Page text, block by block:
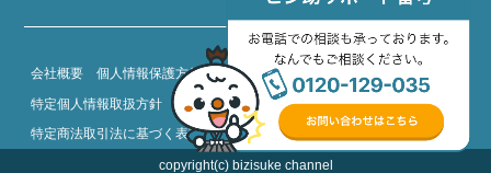
会社概要 個人情報保護方針
情報セキュリティ基本方針
特定個人情報取扱方針
Cookieの利用について
特定商法取引法に基づく表記
約款
copyright(c) bizisuke channel